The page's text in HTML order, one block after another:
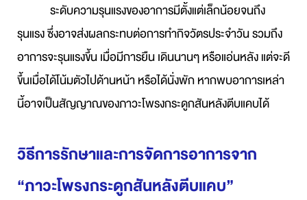
ระดับความรุนแรงของอาการมีตั้งแต่เล็กน้อยจนถึง
รุนแรง ซึ่งอาจส่งผลกระทบต่อการทำกิจวัตรประจำวัน รวมถึง
อาการจะรุนแรงขึ้น เมื่อมีการยืน เดินนานๆ หรือแอ่นหลัง แต่จะดี
ขึ้นเมื่อได้โน้มตัวไปด้านหน้า หรือได้นั่งพัก หากพบอาการเหล่า
นี้อาจเป็นสัญญาณของภาวะโพรงกระดูกสันหลังตีบแคบได้
วิธีการรักษาและการจัดการอาการจาก
“ภาวะโพรงกระดูกสันหลังตีบแคบ”